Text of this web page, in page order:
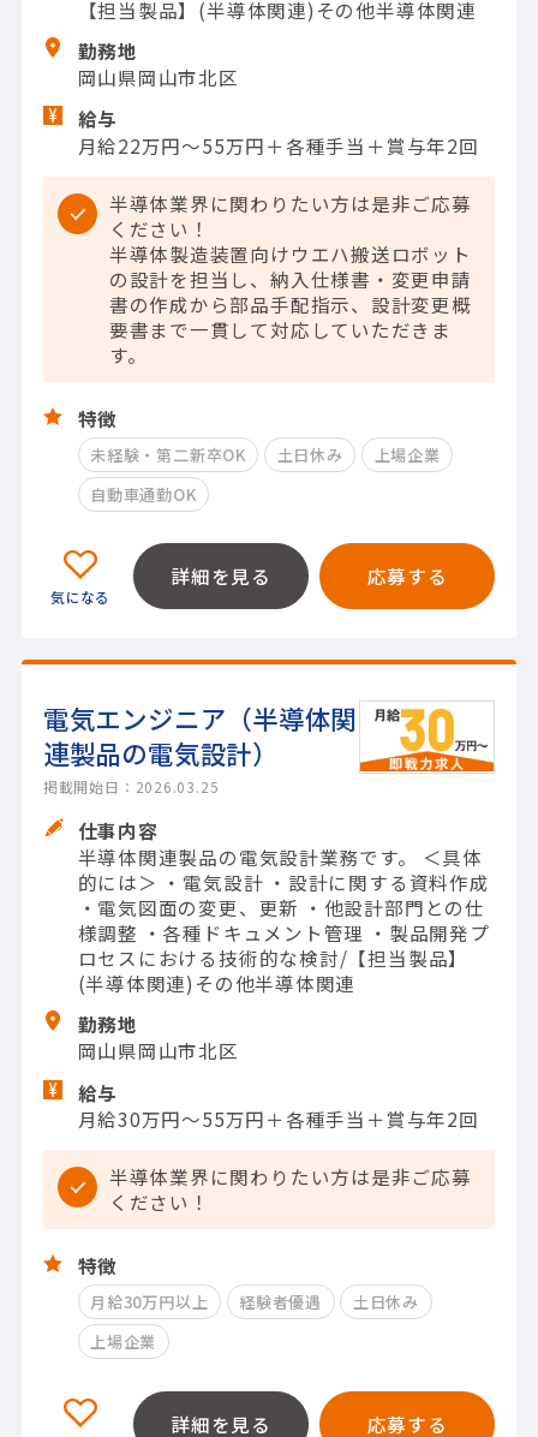
【担当製品】(半導体関連)その他半導体関連
勤務地
岡山県岡山市北区
給与
月給22万円～55万円＋各種手当＋賞与年2回
半導体業界に関わりたい方は是非ご応募
ください！
半導体製造装置向けウエハ搬送ロボット
の設計を担当し、納入仕様書・変更申請
書の作成から部品手配指示、設計変更概
要書まで一貫して対応していただきま
す。
特徴
未経験・第二新卒OK 土日休み
上場企業
自動車通勤OK
詳細を見る 応募する
電気エンジニア（半導体関
連製品の電気設計）
掲載開始日：2026.03.25
仕事内容
半導体関連製品の電気設計業務です。 ＜具体
的には＞ ・電気設計 ・設計に関する資料作成
・電気図面の変更、更新 ・他設計部門との仕
様調整 ・各種ドキュメント管理 ・製品開発プ
ロセスにおける技術的な検討/【担当製品】
(半導体関連)その他半導体関連
勤務地
岡山県岡山市北区
給与
月給30万円～55万円＋各種手当＋賞与年2回
半導体業界に関わりたい方は是非ご応募
ください！
特徴
月給30万円以上 経験者優遇
土日休み
上場企業
詳細を見る 応募する